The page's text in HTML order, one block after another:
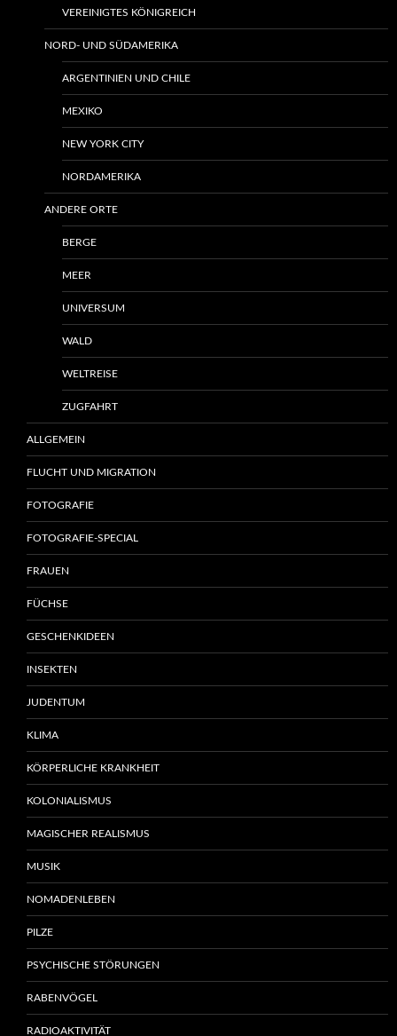
VEREINIGTES KÖNIGREICH
NORD- UND SÜDAMERIKA
ARGENTINIEN UND CHILE
MEXIKO
NEW YORK CITY
NORDAMERIKA
ANDERE ORTE
BERGE
MEER
UNIVERSUM
WALD
WELTREISE
ZUGFAHRT
ALLGEMEIN
FLUCHT UND MIGRATION
FOTOGRAFIE
FOTOGRAFIE-SPECIAL
FRAUEN
FÜCHSE
GESCHENKIDEEN
INSEKTEN
JUDENTUM
KLIMA
KÖRPERLICHE KRANKHEIT
KOLONIALISMUS
MAGISCHER REALISMUS
MUSIK
NOMADENLEBEN
PILZE
PSYCHISCHE STÖRUNGEN
RABENVÖGEL
RADIOAKTIVITÄT